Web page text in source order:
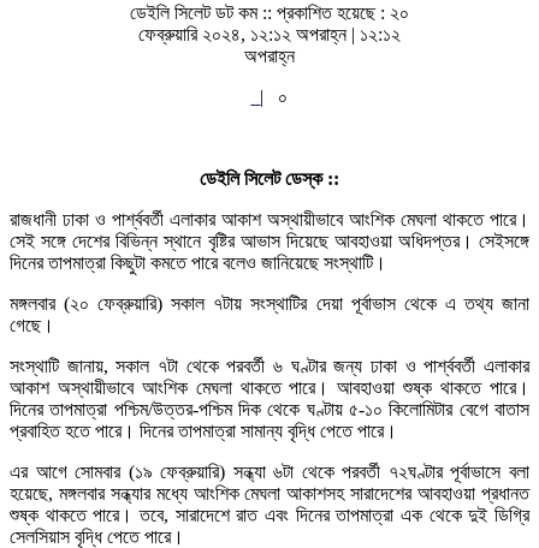
ডেইলি সিলেট ডট কম :: প্রকাশিত হয়েছে : ২০
ফেব্রুয়ারি ২০২৪, ১২:১২ অপরাহ্ন | ১২:১২
অপরাহ্ন
|
০
ডেইলি সিলেট ডেস্ক ::
রাজধানী ঢাকা ও পার্শ্ববর্তী এলাকার আকাশ অস্থায়ীভাবে আংশিক মেঘলা থাকতে পারে।
সেই সঙ্গে দেশের বিভিন্ন স্থানে বৃষ্টির আভাস দিয়েছে আবহাওয়া অধিদপ্তর। সেইসঙ্গে
দিনের তাপমাত্রা কিছুটা কমতে পারে বলেও জানিয়েছে সংস্থাটি।
মঙ্গলবার (২০ ফেব্রুয়ারি) সকাল ৭টায় সংস্থাটির দেয়া পূর্বাভাস থেকে এ তথ্য জানা
গেছে।
সংস্থাটি জানায়, সকাল ৭টা থেকে পরবর্তী ৬ ঘণ্টার জন্য ঢাকা ও পার্শ্ববর্তী এলাকার
আকাশ অস্থায়ীভাবে আংশিক মেঘলা থাকতে পারে। আবহাওয়া শুষ্ক থাকতে পারে।
দিনের তাপমাত্রা পশ্চিম/উত্তর-পশ্চিম দিক থেকে ঘণ্টায় ৫-১০ কিলোমিটার বেগে বাতাস
প্রবাহিত হতে পারে। দিনের তাপমাত্রা সামান্য বৃদ্ধি পেতে পারে।
এর আগে সোমবার (১৯ ফেব্রুয়ারি) সন্ধ্যা ৬টা থেকে পরবর্তী ৭২ঘণ্টার পূর্বাভাসে বলা
হয়েছে, মঙ্গলবার সন্ধ্যার মধ্যে আংশিক মেঘলা আকাশসহ সারাদেশের আবহাওয়া প্রধানত
শুষ্ক থাকতে পারে। তবে, সারাদেশে রাত এবং দিনের তাপমাত্রা এক থেকে দুই ডিগ্রি
সেলসিয়াস বৃদ্ধি পেতে পারে।